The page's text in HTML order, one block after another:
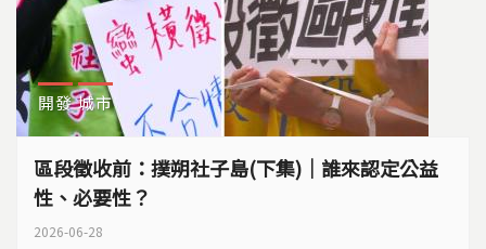
開發 城市
區段徵收前：撲朔社子島(下集)｜誰來認定公益
性、必要性？
2026-06-28